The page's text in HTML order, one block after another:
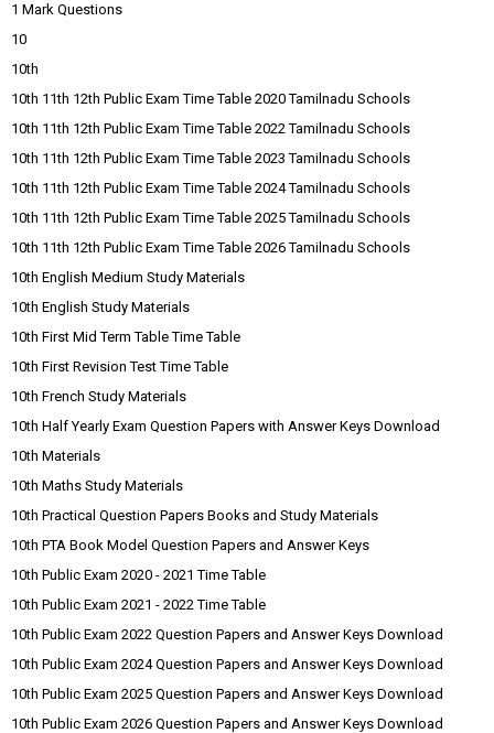
1 Mark Questions
10
10th
10th 11th 12th Public Exam Time Table 2020 Tamilnadu Schools
10th 11th 12th Public Exam Time Table 2022 Tamilnadu Schools
10th 11th 12th Public Exam Time Table 2023 Tamilnadu Schools
10th 11th 12th Public Exam Time Table 2024 Tamilnadu Schools
10th 11th 12th Public Exam Time Table 2025 Tamilnadu Schools
10th 11th 12th Public Exam Time Table 2026 Tamilnadu Schools
10th English Medium Study Materials
10th English Study Materials
10th First Mid Term Table Time Table
10th First Revision Test Time Table
10th French Study Materials
10th Half Yearly Exam Question Papers with Answer Keys Download
10th Materials
10th Maths Study Materials
10th Practical Question Papers Books and Study Materials
10th PTA Book Model Question Papers and Answer Keys
10th Public Exam 2020 - 2021 Time Table
10th Public Exam 2021 - 2022 Time Table
10th Public Exam 2022 Question Papers and Answer Keys Download
10th Public Exam 2024 Question Papers and Answer Keys Download
10th Public Exam 2025 Question Papers and Answer Keys Download
10th Public Exam 2026 Question Papers and Answer Keys Download